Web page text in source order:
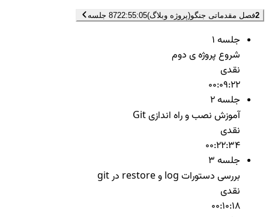
2فصل مقدماتی جنگو(پروژه وبلاگ)22:55:0587 جلسه
جلسه 1
شروع پروژه ی دوم
نقدی
00:09:22
جلسه 2
آموزش نصب و راه اندازی Git
نقدی
00:22:34
جلسه 3
بررسی دستورات log و restore در git
نقدی
00:10:18